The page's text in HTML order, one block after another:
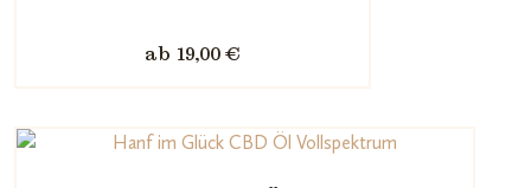
5,
Kundenb
ab 19,00 €